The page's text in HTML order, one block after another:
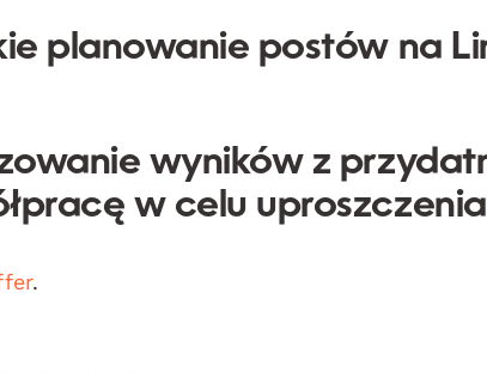
planowanie postów na
wyników z
w celu
.